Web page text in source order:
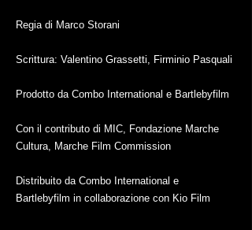
Regia di Marco Storani
Scrittura: Valentino Grassetti, Firminio Pasquali
Prodotto da Combo International e Bartlebyfilm
Con il contributo di MIC, Fondazione Marche
Cultura, Marche Film Commission
Distribuito da Combo International e
Bartlebyfilm in collaborazione con Kio Film